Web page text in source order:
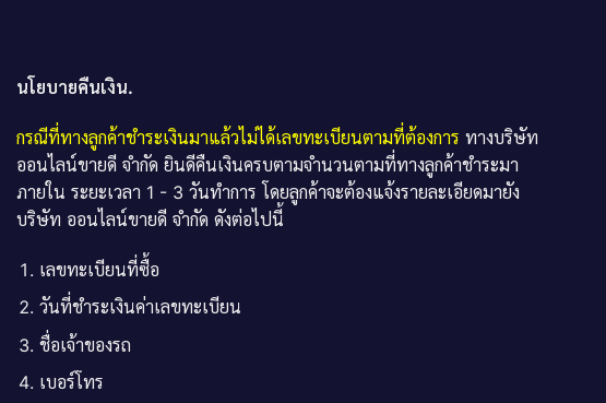
นโยบายคืนเงิน.
กรณีที่ทางลูกค้าชำระเงินมาแล้วไม่ได้เลขทะเบียนตามที่ต้องการ ทางบริษัท
ออนไลน์ขายดี จำกัด ยินดีคืนเงินครบตามจำนวนตามที่ทางลูกค้าชำระมา
ภายใน ระยะเวลา 1 - 3 วันทำการ โดยลูกค้าจะต้องแจ้งรายละเอียดมายัง
บริษัท ออนไลน์ขายดี จำกัด ดังต่อไปนี้
เลขทะเบียนที่ซื้อ
วันที่ชำระเงินค่าเลขทะเบียน
ชื่อเจ้าของรถ
เบอร์โทร